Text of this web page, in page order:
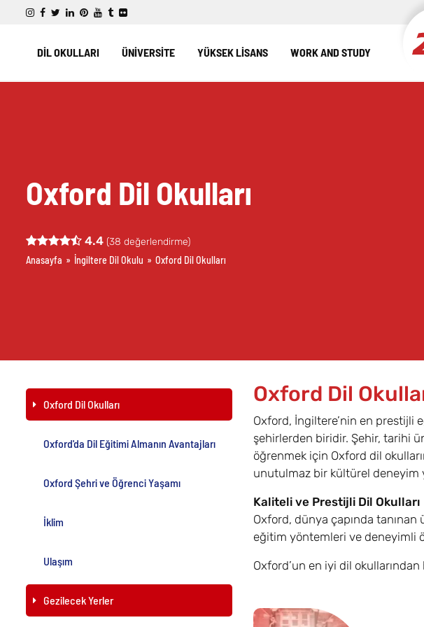
DİL OKULLARI ÜNİVERSİTE YÜKSEK LİSANS WORK AND STUDY
Oxford Dil Okulları
4.4 (38 değerlendirme)
Anasayfa » İngiltere Dil Okulu » Oxford Dil Okulları
Oxford Dil Okulları
Oxford'da Dil Eğitimi Almanın Avantajları
Oxford Şehri ve Öğrenci Yaşamı
İklim
Ulaşım
Gezilecek Yerler
Oxford Dil
Oxford, İngiltere’nin en prestijli
şehirlerden biridir. Şehir, tarihi
öğrenmek için Oxford dil
unutulmaz bir kültürel deneyim
Kaliteli ve Prestijli Dil Okulları
Oxford, dünya çapında tanınan
eğitim yöntemleri ve deneyimli
Oxford’un en iyi dil okullarından